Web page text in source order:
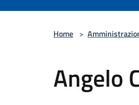
Home >
Angelo